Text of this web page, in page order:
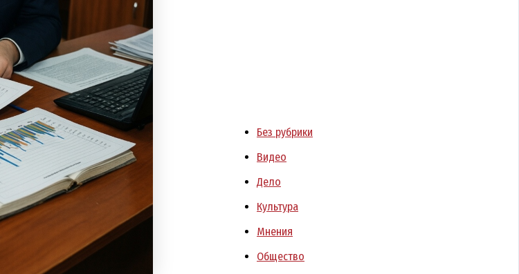
Без рубрики
Видео
Дело
Культура
Мнения
Общество